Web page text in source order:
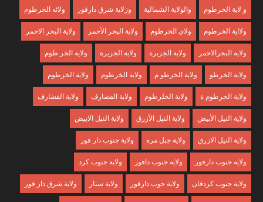
و لاية الخرطوم والولاية الشمالية وزلاية شرق دارفور ولائه الخرطوم
ولااية الخرطوم ولاي الخرطوم ولاية البحر الأحمر ولاية البحر الاحمر
ولاية البحرالاحمر ولاية الجزبرة ولاية الجزيرة ولاية الخر طوم
ولاية الخرطو ولاية الخرطو م ولاية الخرطوم ولاية الخرطوم
ولاية الخرطوم ة ولاية الخلرطوم ولاية الفضارف ولاية القضارف
ولاية النيل الأبيض ولاية النيل الأزرق ولاية النيل الابيض
ولاية النيل الازرق ولاية جبل مره ولاية جنوب دار فور
ولاية جنوب دارفور ولاية جنوب دافور ولاية جنوب كرد
ولاية جنوب كردفان ولاية جوب دارفور ولاية سنار ولاية شرق دار فور